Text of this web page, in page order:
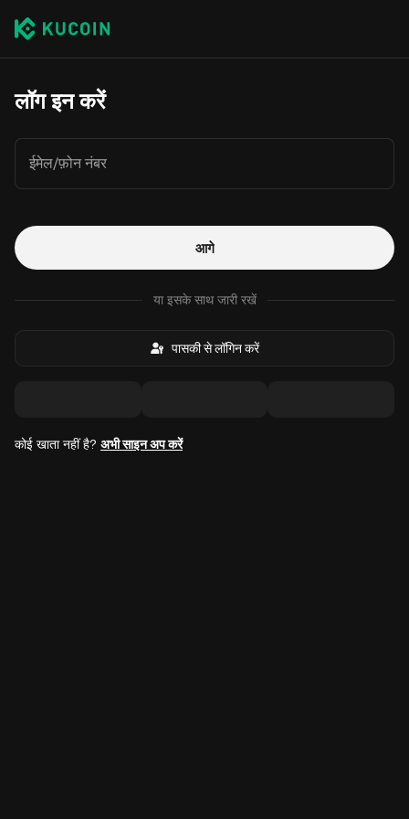
लॉग इन करें
ईमेल/फ़ोन नंबर
आगे
या इसके साथ जारी रखें
पासकी से लॉगिन करें
कोई खाता नहीं है? अभी साइन अप करें